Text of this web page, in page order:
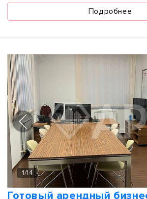
Подробнее
1/14
Готовый арендный